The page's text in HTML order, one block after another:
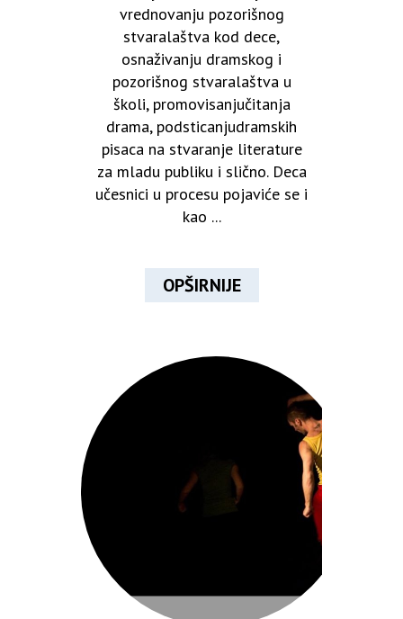
vrednovanju pozorišnog
stvaralaštva kod dece,
osnaživanju dramskog i
pozorišnog stvaralaštva u
školi, promovisanjučitanja
drama, podsticanjudramskih
pisaca na stvaranje literature
za mladu publiku i slično. Deca
učesnici u procesu pojaviće se i
kao ...
OPŠIRNIJE